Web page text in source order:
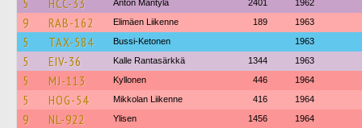
5 HCC-33 Anton Mäntylä 2401 1962
9 RAB-162 Elimäen Liikenne 189 1963
5 TAX-584 Bussi-Ketonen 1963
5 EIV-36 Kalle Rantasärkkä 1344 1963
5 MJ-113 Kyllonen 446 1964
5 HOG-54 Mikkolan Liikenne 416 1964
9 NL-922 Ylisen 1456 1964